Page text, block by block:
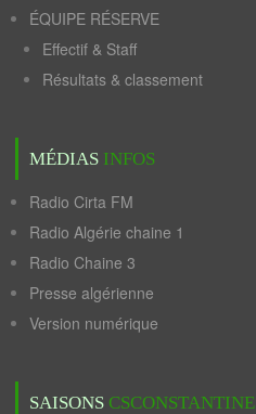
ÉQUIPE RÉSERVE
Effectif & Staff
Résultats & classement
MÉDIAS INFOS
Radio Cirta FM
Radio Algérie chaine 1
Radio Chaine 3
Presse algérienne
Version numérique
SAISONS CSCONSTANTINE